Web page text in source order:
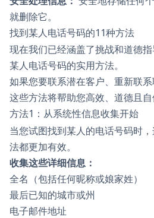
就删除它。
找到某人电话号码的11种方法
现在我们已经涵盖了挑战和道德
某人电话号码的实用方法。
如果您要联系潜在客户、重新联
这些方法将帮助您高效、道德且自
方法1：从系统性信息收集开始
当您试图找到某人的电话号码时
法都更加有效。
收集这些详细信息：
全名（包括任何昵称或娘家姓）
最后已知的城市或州
电子邮件地址